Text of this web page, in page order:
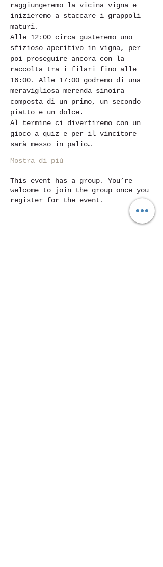
raggiungeremo la vicina vigna e
inizieremo a staccare i grappoli
maturi.
Alle 12:00 circa gusteremo uno
sfizioso aperitivo in vigna, per
poi proseguire ancora con la
raccolta tra i filari fino alle
16:00. Alle 17:00 godremo di una
meravigliosa merenda sinoira
composta di un primo, un secondo
piatto e un dolce.
Al termine ci divertiremo con un
gioco a quiz e per il vincitore
sarà messo in palio…
Mostra di più
This event has a group. You’re
welcome to join the group once you
register for the event.